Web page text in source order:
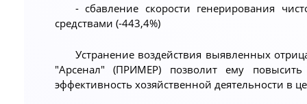
- сбавление скорости генерирования
средствами (-443,4%)
Устранение воздействия выявленных
"Арсенал" (ПРИМЕР) позволит ему
эффективность хозяйственной деятельности в